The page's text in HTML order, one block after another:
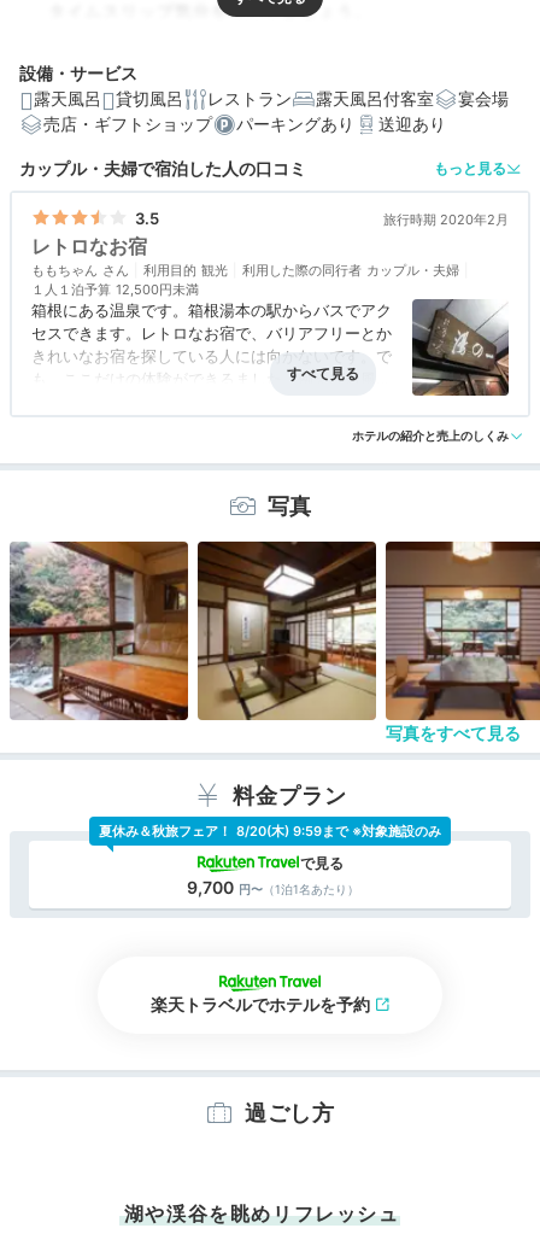
タイムスリップ気分を味わいましょう。
編集部おすすめの３つのポイント
情緒溢れる数寄屋造り。国指定登録有形文化財に指定
全室が早川渓谷沿い！箱根の自然を楽しめる客室
イタリアの大理石を使用。伝統のある貸切風呂
設備・サービス
露天風呂
貸切風呂 レストラン 露天風呂付客室
宴会場
売店・ギフトショップ
パーキングあり 送迎あり
カップル・夫婦で宿泊した人の口コミ もっと見る
3.5 旅行時期 2020年2月
レトロなお宿
ももちゃん 利用目的 観光 利用した際の同行者 カップル・夫婦
１人１泊予算 12,500円未満
箱根にある温泉です。箱根湯本の駅からバスでアク
セスできます。レトロなお宿で、バリアフリーとか
きれいなお宿を探している人には向かないです。で
も、ここだけの体験ができるました。例えばお風呂
古き良きといった感じ。木造の建物で、景色もいい
です。食事はまあまあかな？
アクセス 3.5 コスパ 3.5 客室 3.0 接客対応 4.0 風呂 3.5
ホテルの紹介と売上のしくみ
写真
写真をすべて見る
料金プラン
9,700 （1泊1名あたり）
夏休み＆秋旅フェア！ 8/20(木) 9:59まで ※対象施設のみ
楽天トラベルでホテルを予約
過ごし方
湖や渓谷を眺めリフレッシュ